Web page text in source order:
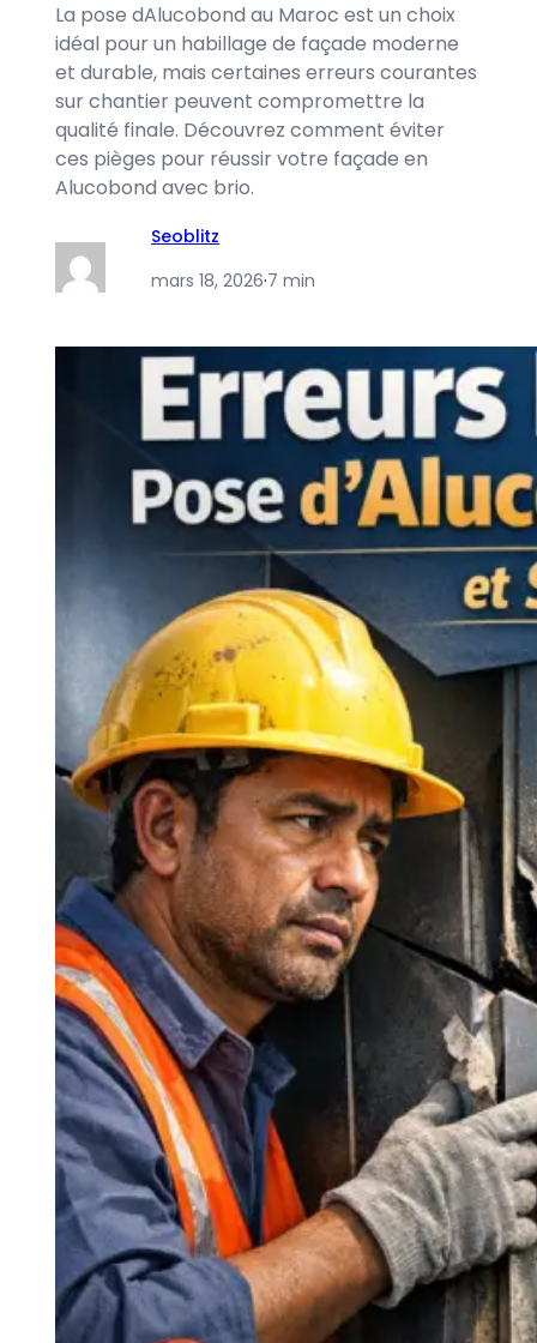
La pose dAlucobond au Maroc est un choix
idéal pour un habillage de façade moderne
et durable, mais certaines erreurs courantes
sur chantier peuvent compromettre la
qualité finale. Découvrez comment éviter
ces pièges pour réussir votre façade en
Alucobond avec brio.
Seoblitz
mars 18, 2026·7 min